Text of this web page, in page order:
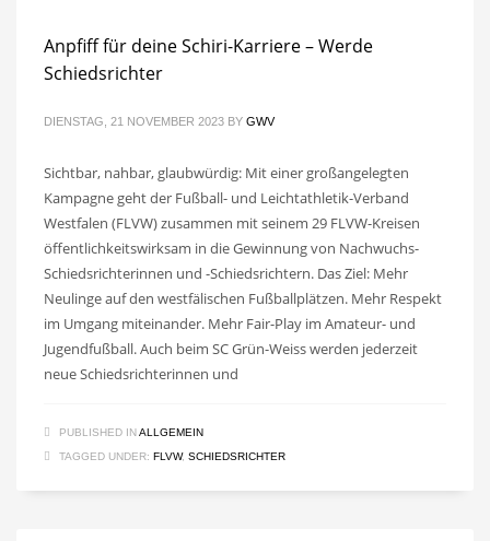
Anpfiff für deine Schiri-Karriere – Werde
Schiedsrichter
DIENSTAG, 21 NOVEMBER 2023 BY GWV
Sichtbar, nahbar, glaubwürdig: Mit einer großangelegten
Kampagne geht der Fußball- und Leichtathletik-Verband
Westfalen (FLVW) zusammen mit seinem 29 FLVW-Kreisen
öffentlichkeitswirksam in die Gewinnung von Nachwuchs-
Schiedsrichterinnen und -Schiedsrichtern. Das Ziel: Mehr
Neulinge auf den westfälischen Fußballplätzen. Mehr Respekt
im Umgang miteinander. Mehr Fair-Play im Amateur- und
Jugendfußball. Auch beim SC Grün-Weiss werden jederzeit
neue Schiedsrichterinnen und
PUBLISHED INALLGEMEIN
TAGGED UNDER: FLVW, SCHIEDSRICHTER